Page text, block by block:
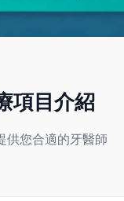
項目介紹
供您合適的牙醫師